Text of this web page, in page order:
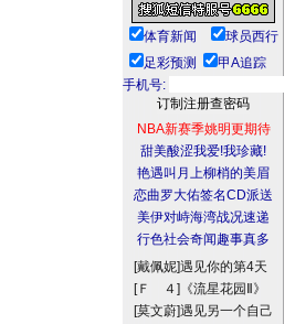
体育新闻
球员西行
足彩预测
甲A追踪
手机号:
NBA新赛季姚明更期待
甜美酸涩我爱!我珍藏!
艳遇叫月上柳梢的美眉
恋曲罗大佑签名CD派送
美伊对峙海湾战况速递
行色社会奇闻趣事真多
[戴佩妮]遇见你的第4天
[Ｆ ４] 《流星花园Ⅱ》
[莫文蔚]遇见另一个自己